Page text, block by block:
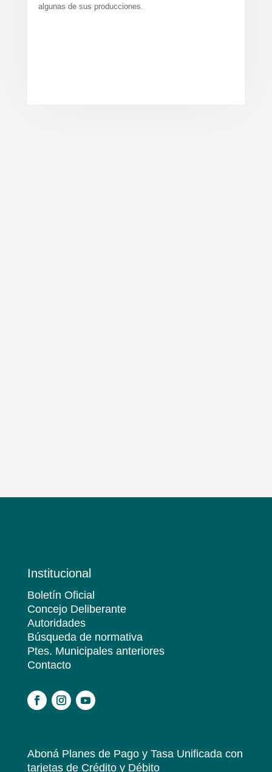
algunas de sus producciones.
Institucional
Boletín Oficial
Concejo Deliberante
Autoridades
Búsqueda de normativa
Ptes. Municipales anteriores
Contacto
Aboná Planes de Pago y Tasa Unificadacon
tarjetas de Crédito y Débito